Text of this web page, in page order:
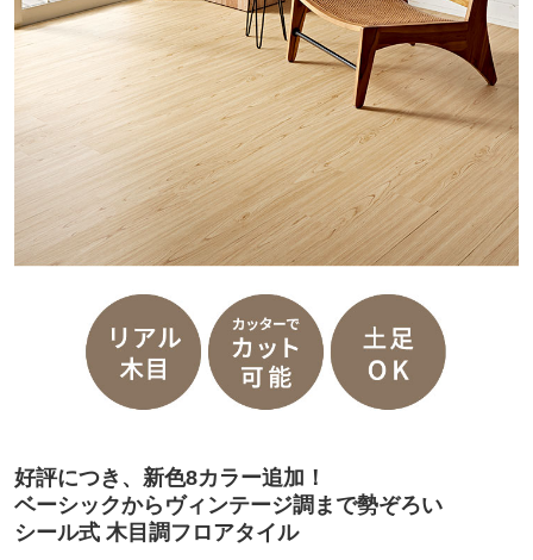
好評につき、新色8カラー追加！
ベーシックからヴィンテージ調まで勢ぞろい
シール式 木目調フロアタイル